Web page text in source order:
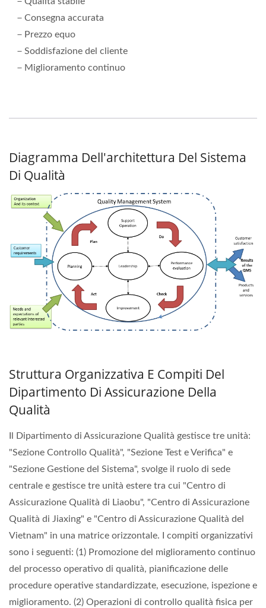
－Consegna accurata
－Prezzo equo
－Soddisfazione del cliente
－Miglioramento continuo
Diagramma Dell'architettura Del Sistema
Di Qualità
Struttura Organizzativa E Compiti Del
Dipartimento Di Assicurazione Della
Qualità
Il Dipartimento di Assicurazione Qualità gestisce tre unità:
"Sezione Controllo Qualità", "Sezione Test e Verifica" e
"Sezione Gestione del Sistema", svolge il ruolo di sede
centrale e gestisce tre unità estere tra cui "Centro di
Assicurazione Qualità di Liaobu", "Centro di Assicurazione
Qualità di Jiaxing" e "Centro di Assicurazione Qualità del
Vietnam" in una matrice orizzontale. I compiti organizzativi
sono i seguenti: (1) Promozione del miglioramento continuo
del processo operativo di qualità, pianificazione delle
procedure operative standardizzate, esecuzione, ispezione e
miglioramento. (2) Operazioni di controllo qualità fisica per